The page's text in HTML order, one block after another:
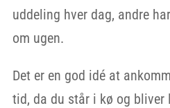
uddeling hver dag, andre
om ugen.
Det er en god idé at
tid, da du står i kø og bliver